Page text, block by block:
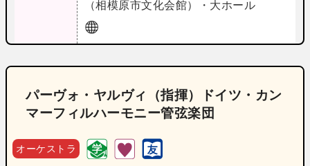
（相模原市文化会館）・大ホール
パーヴォ・ヤルヴィ（指揮）ドイツ・カン
マーフィルハーモニー管弦楽団
オーケストラ